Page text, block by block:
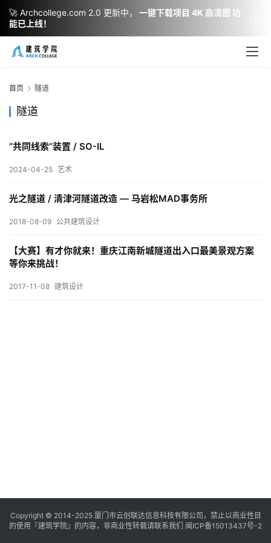
建
设
计
室
内
计
市
与
景
流
登录
首页 隧道
隧道
“共同线索”装置 / SO-IL
2024-04-25 艺术
光之隧道 / 清津河隧道改造 — 马岩松MAD事务所
2018-08-09 公共建筑设计
【大赛】有才你就来！重庆江南新城隧道出入口最美景观方案
等你来挑战！
2017-11-08 建筑设计
Copyright © 2014-2025 厦门市云创联达信息科技有限公司，禁止以商业性目
的使用『建筑学院』的内容，非商业性转载请联系我们 闽ICP备15013437号-2
🚀 Archcollege.com 2.0 更新中，
一键下载项目 4K 高清图 功
能已上线！